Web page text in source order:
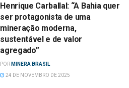
Henrique Carballal: “A Bahia quer
ser protagonista de uma
mineração moderna,
sustentável e de valor
agregado”
POR MINERA BRASIL
24 DE NOVEMBRO DE 2025